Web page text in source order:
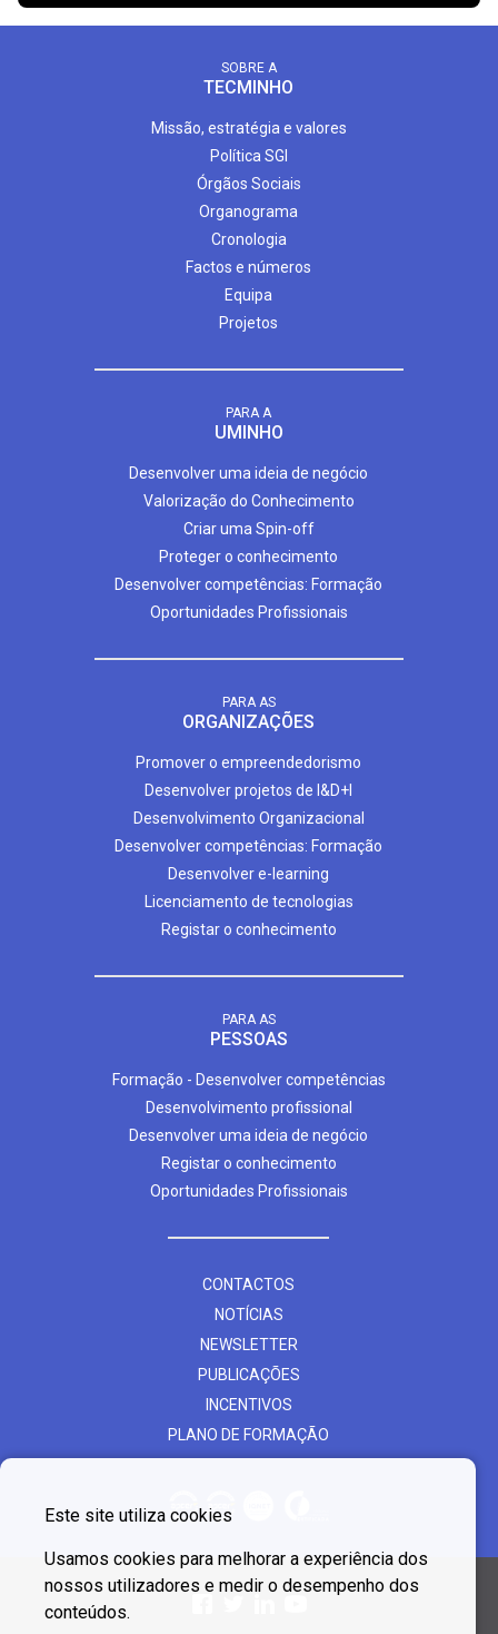
SOBRE A
TECMINHO
Missão, estratégia e valores
Política SGI
Órgãos Sociais
Organograma
Cronologia
Factos e números
Equipa
Projetos
PARA A
UMINHO
Desenvolver uma ideia de negócio
Valorização do Conhecimento
Criar uma Spin-off
Proteger o conhecimento
Desenvolver competências: Formação
Oportunidades Profissionais
PARA AS
ORGANIZAÇÕES
Promover o empreendedorismo
Desenvolver projetos de I&D+I
Desenvolvimento Organizacional
Desenvolver competências: Formação
Desenvolver e-learning
Licenciamento de tecnologias
Registar o conhecimento
PARA AS
PESSOAS
Formação - Desenvolver competências
Desenvolvimento profissional
Desenvolver uma ideia de negócio
Registar o conhecimento
Oportunidades Profissionais
CONTACTOS
NOTÍCIAS
NEWSLETTER
PUBLICAÇÕES
INCENTIVOS
PLANO DE FORMAÇÃO
Este site utiliza cookies
Usamos cookies para melhorar a experiência dos
nossos utilizadores e medir o desempenho dos
conteúdos.